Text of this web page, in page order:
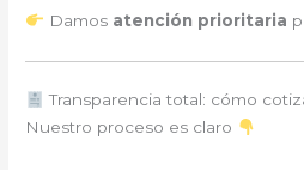
Damos atención prioritaria
Transparencia total: cómo
Nuestro proceso es claro